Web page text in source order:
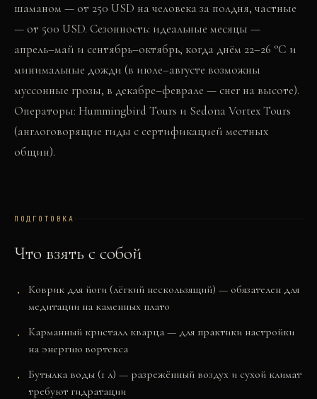
шаманом — от 250 USD на человека за полдня, частные
— от 500 USD. Сезонность: идеальные месяцы —
апрель–май и сентябрь–октябрь, когда днём 22–26 °C и
минимальные дожди (в июле–августе возможны
муссонные грозы, в декабре–феврале — снег на высоте).
Операторы: Hummingbird Tours и Sedona Vortex Tours
(англоговорящие гиды с сертификацией местных
общин).
ПОДГОТОВКА
Что взять с собой
Коврик для йоги (лёгкий нескользящий) — обязателен для
медитации на каменных плато
Карманный кристалл кварца — для практики настройки
на энергию вортекса
Бутылка воды (1 л) — разрежённый воздух и сухой климат
требуют гидратации